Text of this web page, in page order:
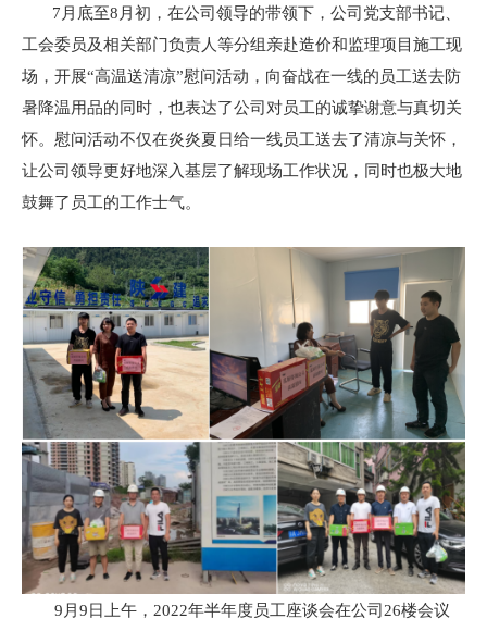
7月底至8月初，在公司领导的带领下，公司党支部书记、
工会委员及相关部门负责人等分组亲赴造价和监理项目施工现
场，开展“高温送清凉”慰问活动，向奋战在一线的员工送去防
暑降温用品的同时，也表达了公司对员工的诚挚谢意与真切关
怀。慰问活动不仅在炎炎夏日给一线员工送去了清凉与关怀，
让公司领导更好地深入基层了解现场工作状况，同时也极大地
鼓舞了员工的工作士气。
9月9日上午，2022年半年度员工座谈会在公司26楼会议